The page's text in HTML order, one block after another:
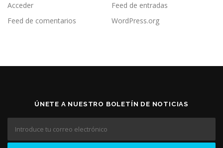
Acceder
Feed de entradas
Feed de comentarios
WordPress.org
ÚNETE A NUESTRO BOLETÍN DE NOTICIAS